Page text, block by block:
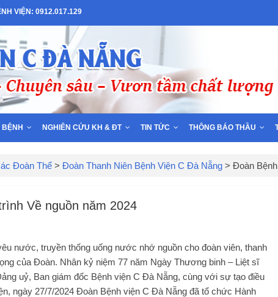
VIỆN: 0912.017.129
NGHIÊN CỨU KH & ĐT TIN TỨC THÔNG BÁO THẦU
Đoàn Thể > Đoàn Thanh Niên Bệnh Viện C Đà Nẵng > Đoàn
Về nguồn năm 2024
nước, truyền thống uống nước nhớ nguồn cho đoàn viên, thanh
của Đoàn. Nhân kỷ niệm 77 năm Ngày Thương binh – Liệt sĩ
uỷ, Ban giám đốc Bệnh viện C Đà Nẵng, cùng với sự tạo điều
ngày 27/7/2024 Đoàn Bệnh viện C Đà Nẵng đã tổ chức Hành